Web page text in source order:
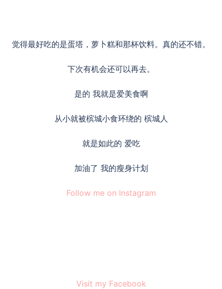
觉得最好吃的是蛋塔，萝卜糕和那杯饮料。真的还不错。
下次有机会还可以再去。
是的 我就是爱美食啊
从小就被槟城小食环绕的 槟城人
就是如此的 爱吃
加油了 我的瘦身计划
Follow me on Instagram
Visit my Facebook